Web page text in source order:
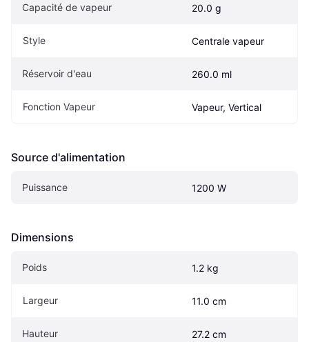
Capacité de vapeur 20.0 g
Style Centrale vapeur
Réservoir d'eau 260.0 ml
Fonction Vapeur Vapeur, Vertical
Source d'alimentation
Puissance 1200 W
Dimensions
Poids 1.2 kg
Largeur 11.0 cm
Hauteur 27.2 cm